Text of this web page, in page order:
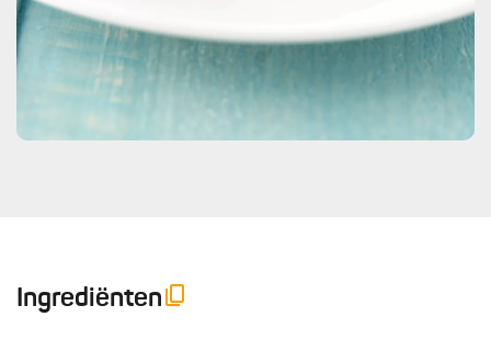
Ingrediënten